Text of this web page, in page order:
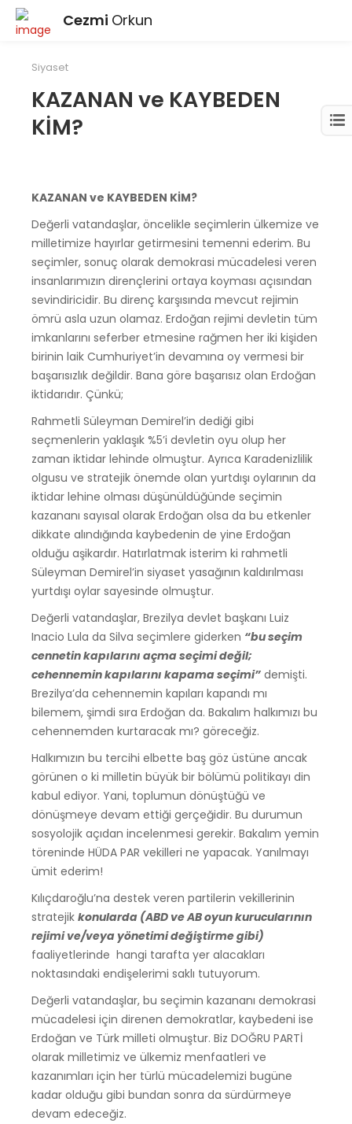
Cezmi Orkun
Siyaset
KAZANAN ve KAYBEDEN
KİM?
KAZANAN ve KAYBEDEN KİM?
Değerli vatandaşlar, öncelikle seçimlerin ülkemize ve
milletimize hayırlar getirmesini temenni ederim. Bu
seçimler, sonuç olarak demokrasi mücadelesi veren
insanlarımızın dirençlerini ortaya koyması açısından
sevindiricidir. Bu direnç karşısında mevcut rejimin
ömrü asla uzun olamaz. Erdoğan rejimi devletin tüm
imkanlarını seferber etmesine rağmen her iki kişiden
birinin laik Cumhuriyet’in devamına oy vermesi bir
başarısızlık değildir. Bana göre başarısız olan Erdoğan
iktidarıdır. Çünkü;
Rahmetli Süleyman Demirel’in dediği gibi
seçmenlerin yaklaşık %5’i devletin oyu olup her
zaman iktidar lehinde olmuştur. Ayrıca Karadenizlilik
olgusu ve stratejik önemde olan yurtdışı oylarının da
iktidar lehine olması düşünüldüğünde seçimin
kazananı sayısal olarak Erdoğan olsa da bu etkenler
dikkate alındığında kaybedenin de yine Erdoğan
olduğu aşikardır. Hatırlatmak isterim ki rahmetli
Süleyman Demirel’in siyaset yasağının kaldırılması
yurtdışı oylar sayesinde olmuştur.
Değerli vatandaşlar, Brezilya devlet başkanı Luiz
Inacio Lula da Silva seçimlere giderken “bu seçim
cennetin kapılarını açma seçimi değil;
cehennemin kapılarını kapama seçimi” demişti.
Brezilya’da cehennemin kapıları kapandı mı
bilemem, şimdi sıra Erdoğan da. Bakalım halkımızı bu
cehennemden kurtaracak mı? göreceğiz.
Halkımızın bu tercihi elbette baş göz üstüne ancak
görünen o ki milletin büyük bir bölümü politikayı din
kabul ediyor. Yani, toplumun dönüştüğü ve
dönüşmeye devam ettiği gerçeğidir. Bu durumun
sosyolojik açıdan incelenmesi gerekir. Bakalım yemin
töreninde HÜDA PAR vekilleri ne yapacak. Yanılmayı
ümit ederim!
Kılıçdaroğlu’na destek veren partilerin vekillerinin
stratejik konularda (ABD ve AB oyun kurucularının
rejimi ve/veya yönetimi değiştirme gibi)
faaliyetlerinde hangi tarafta yer alacakları
noktasındaki endişelerimi saklı tutuyorum.
Değerli vatandaşlar, bu seçimin kazananı demokrasi
mücadelesi için direnen demokratlar, kaybedeni ise
Erdoğan ve Türk milleti olmuştur. Biz DOĞRU PARTİ
olarak milletimiz ve ülkemiz menfaatleri ve
kazanımları için her türlü mücadelemizi bugüne
kadar olduğu gibi bundan sonra da sürdürmeye
devam edeceğiz.